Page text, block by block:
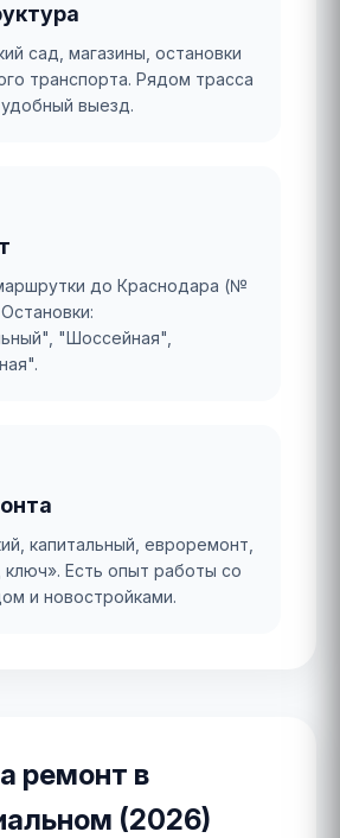
сад, магазины, остановки
транспорта. Рядом трасса
выезд.
до Краснодара (№
Остановки:
"Шоссейная",
капитальный, евроремонт,
Есть опыт работы со
и новостройками.
ремонт в
(2026)